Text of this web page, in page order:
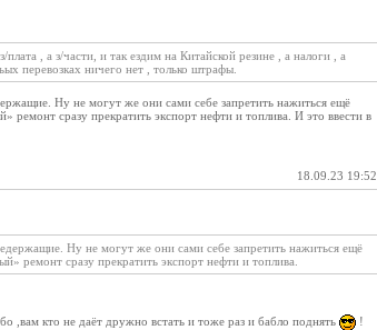
, а з/части, и так ездим на Китайской резине , а налоги , а
перевозках ничего нет , только штрафы.
Ну не могут же они сами себе запретить нажиться ещё
сразу прекратить экспорт нефти и топлива. И это ввести в
18.09.23 19:52
Ну не могут же они сами себе запретить нажиться ещё
ремонт сразу прекратить экспорт нефти и топлива.
,вам кто не даёт дружно встать и тоже раз и бабло поднять
!